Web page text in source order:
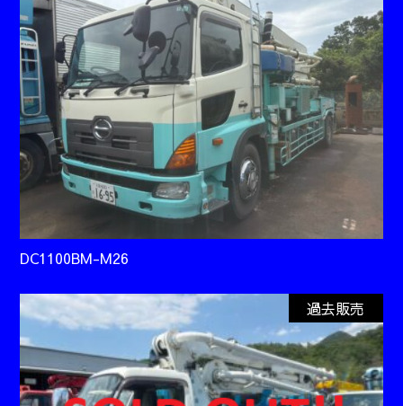
DC1100BM-M26
過去販売